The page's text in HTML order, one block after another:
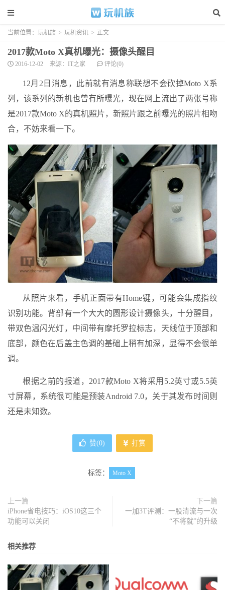
当前位置： 玩机族 > 玩机资讯 > 正文
2017款Moto X真机曝光：摄像头醒目
2016-12-02 来源：IT之家 评论(0)
12月2日消息，此前就有消息称联想不会砍掉Moto X系
列，该系列的新机也曾有所曝光，现在网上流出了两张号称
是2017款Moto X的真机照片，新照片跟之前曝光的照片相吻
合，不妨来看一下。
从照片来看，手机正面带有Home键，可能会集成指纹
识别功能。背部有一个大大的圆形设计摄像头，十分醒目，
带双色温闪光灯，中间带有摩托罗拉标志，天线位于顶部和
底部，颜色在后盖主色调的基础上稍有加深，显得不会很单
调。
根据之前的报道，2017款Moto X将采用5.2英寸或5.5英
寸屏幕，系统很可能是预装Android 7.0，关于其发布时间则
还是未知数。
赞(0) 打赏
标签： Moto X
上一篇
iPhone省电技巧：iOS10这三个
功能可以关闭
下一篇
一加3T评测：一股清流与一次
“不将就”的升级
相关推荐